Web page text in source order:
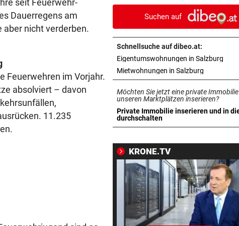
seit Feuerwehr-
Dauerregens am
aber nicht verderben.
Feuerwehren im Vorjahr.
absolviert – davon
11.235
„Così fan tutte“
„KRONE“-INTERVIEW vor
„Werden beweisen, dass wir
gute Truppe haben“
TAUERNAUTOBAHN
172 km/h im 100er: Nächstes
Raser-Auto einkassiert
NORDLIGA-SERIE
gespielt haben“
TÜR VEREITELT ÜBERFALL vor 6
Tollpatschiger Räuber muss
sieben Jahre absitzen
NACH SEUCHENJAHREN vor
Suchen auf
Schnellsuche auf dibeo.at:
Eigentumswohnungen in Salzburg
Mietwohnungen in Salzburg
Möchten Sie jetzt eine private
unseren Marktplätzen inserieren?
Private Immobilie inserieren und in
durchschalten
in neuem Tab öffnen
KRONE.TV